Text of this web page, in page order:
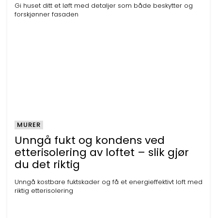
Gi huset ditt et løft med detaljer som både beskytter og
forskjønner fasaden
Unngå fukt og kondens ved
etterisolering av loftet – slik gjør
du det riktig
Unngå kostbare fuktskader og få et energieffektivt loft med
riktig etterisolering
MURER